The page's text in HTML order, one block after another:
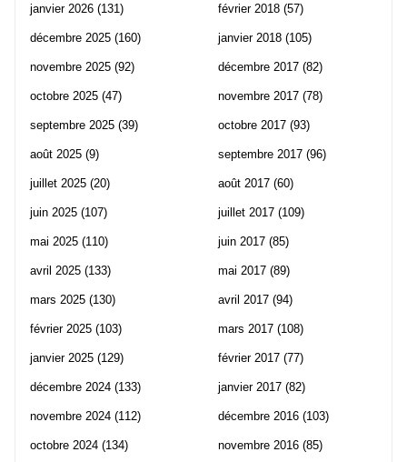
janvier 2026 (131)
décembre 2025 (160)
novembre 2025 (92)
octobre 2025 (47)
septembre 2025 (39)
août 2025 (9)
juillet 2025 (20)
juin 2025 (107)
mai 2025 (110)
avril 2025 (133)
mars 2025 (130)
février 2025 (103)
janvier 2025 (129)
décembre 2024 (133)
novembre 2024 (112)
octobre 2024 (134)
février 2018 (57)
janvier 2018 (105)
décembre 2017 (82)
novembre 2017 (78)
octobre 2017 (93)
septembre 2017 (96)
août 2017 (60)
juillet 2017 (109)
juin 2017 (85)
mai 2017 (89)
avril 2017 (94)
mars 2017 (108)
février 2017 (77)
janvier 2017 (82)
décembre 2016 (103)
novembre 2016 (85)